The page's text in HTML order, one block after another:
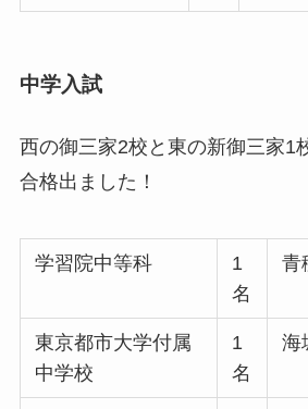
中学入試
西の御三家2校と東の新御三家1
合格出ました！
学習院中等科
1
名
青
東京都市大学付属
中学校
1
名
海